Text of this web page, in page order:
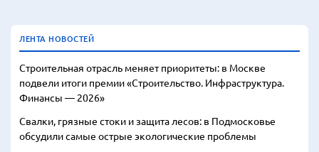
ЛЕНТА НОВОСТЕЙ
Строительная отрасль меняет приоритеты: в Москве
подвели итоги премии «Строительство. Инфраструктура.
Финансы — 2026»
Свалки, грязные стоки и защита лесов: в Подмосковье
обсудили самые острые экологические проблемы